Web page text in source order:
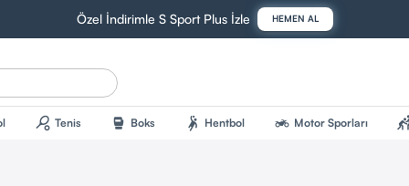
Özel İndirimle S Sport Plus İzle HEMEN AL
sports_tennis Tenis sports_mma Boks sports_handball Hentbol two_wheeler Motor Sporları